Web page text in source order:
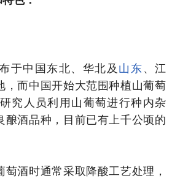
中国东北、华北及 山东 、江
，而中国开始大范围种植山葡萄
究人员利用山葡萄进行种内杂
酿酒品种，目前已有上千公顷的
酒时通常采取降酸工艺处理，